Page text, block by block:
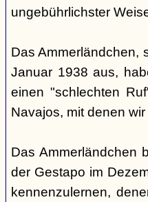
ungebührlichster
Das Ammerländchen,
Januar 1938 aus,
einen "schlechten
Navajos, mit denen
Das Ammerländchen
der Gestapo im
kennenzulernen,